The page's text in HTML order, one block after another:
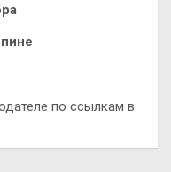
по ссылкам в